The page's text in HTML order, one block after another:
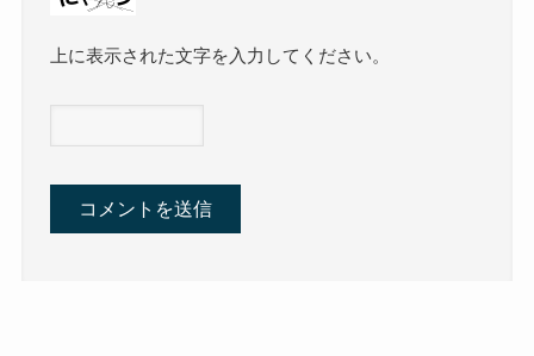
上に表示された文字を入力してください。